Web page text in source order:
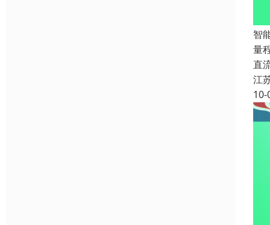
智
量
直
江
10-